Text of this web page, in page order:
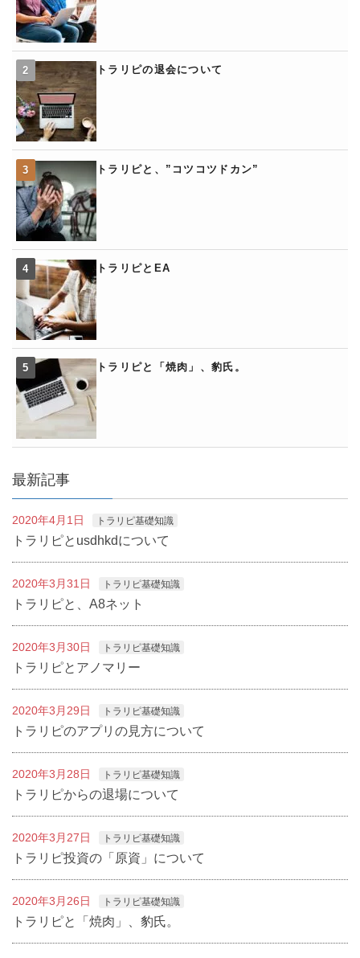
トラリピの退会について
トラリピと、”コツコツドカン”
トラリピとEA
トラリピと「焼肉」、豹氏。
最新記事
2020年4月1日 トラリピ基礎知識
トラリピとusdhkdについて
2020年3月31日 トラリピ基礎知識
トラリピと、A8ネット
2020年3月30日 トラリピ基礎知識
トラリピとアノマリー
2020年3月29日 トラリピ基礎知識
トラリピのアプリの見方について
2020年3月28日 トラリピ基礎知識
トラリピからの退場について
2020年3月27日 トラリピ基礎知識
トラリピ投資の「原資」について
2020年3月26日 トラリピ基礎知識
トラリピと「焼肉」、豹氏。